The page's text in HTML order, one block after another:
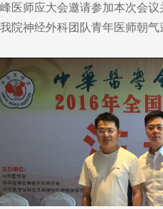
医师应大会邀请参加本次会
院神经外科团队青年医师朝